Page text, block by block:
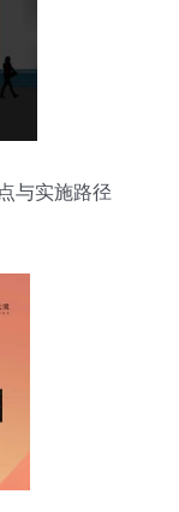
与实施路径